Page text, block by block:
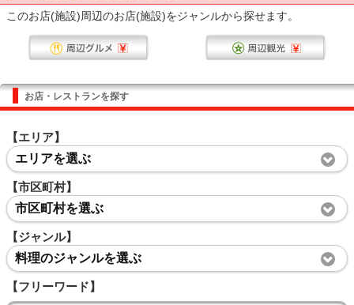
このお店(施設)周辺のお店(施設)をジャンルから探せます。
お店・レストランを探す
【エリア】
エリアを選ぶ
【市区町村】
市区町村を選ぶ
【ジャンル】
料理のジャンルを選ぶ
【フリーワード】